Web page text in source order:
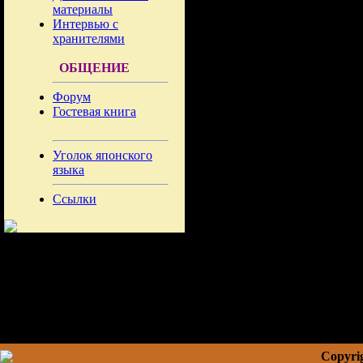
материалы
Интервью с
хранителями
ОБЩЕНИЕ
Форум
Гостевая книга
Уголок японского
языка
Ссылки